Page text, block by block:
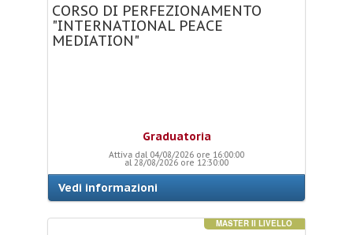
CORSO DI PERFEZIONAMENTO
"INTERNATIONAL PEACE
MEDIATION"
Graduatoria
Attiva dal 04/08/2026 ore 16:00:00
al 28/08/2026 ore 12:30:00
Vedi informazioni
MASTER II LIVELLO